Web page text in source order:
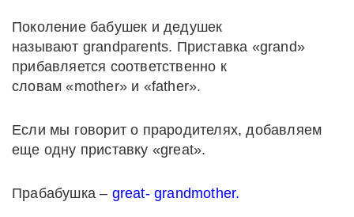
Поколение бабушек и дедушек
называют grandparents. Приставка «grand»
прибавляется соответственно к
словам «mother» и «father».
Если мы говорит о прародителях, добавляем
еще одну приставку «great».
Прабабушка – great- grandmother.